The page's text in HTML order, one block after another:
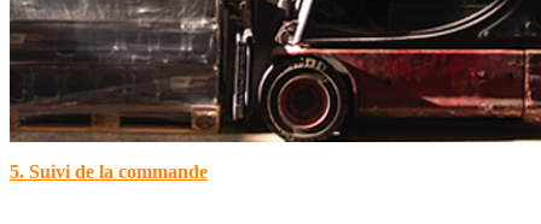
5. Suivi de la commande